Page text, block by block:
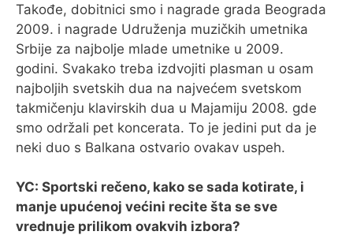
Takođe, dobitnici smo i nagrade grada Beograda
2009. i nagrade Udruženja muzičkih umetnika
Srbije za najbolje mlade umetnike u 2009.
godini. Svakako treba izdvojiti plasman u osam
najboljih svetskih dua na najvećem svetskom
takmičenju klavirskih dua u Majamiju 2008. gde
smo održali pet koncerata. To je jedini put da je
neki duo s Balkana ostvario ovakav uspeh.
YC: Sportski rečeno, kako se sada kotirate, i
manje upućenoj većini recite šta se sve
vrednuje prilikom ovakvih izbora?